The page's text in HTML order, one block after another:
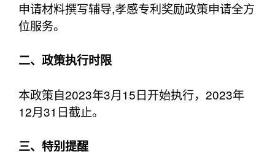
申请材料撰写辅导,孝感专利奖励政策申请全方
位服务。
二、政策执行时限
本政策自2023年3月15日开始执行，2023年
12月31日截止。
三、特别提醒